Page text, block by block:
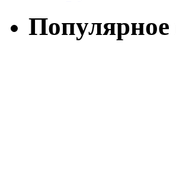
Популярное